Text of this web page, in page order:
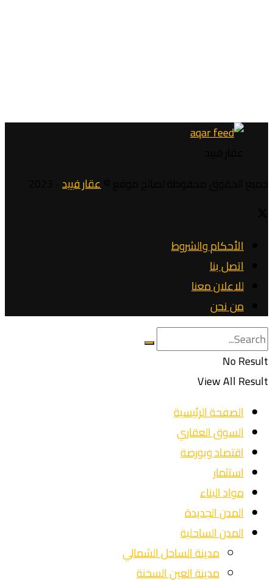
عقار فييد
الأحكام والشروط
اتصل بنا
للاعلان معنا
من نحن
No Result
View All Result
الصفحة الرئيسية
السوق العقاري
اقتصاد وبورصة
استثمار
مواد البناء
المدن الجديدة
المدن الساحلية
مدينة الساحل الشمالي
مدينة العين السخنة